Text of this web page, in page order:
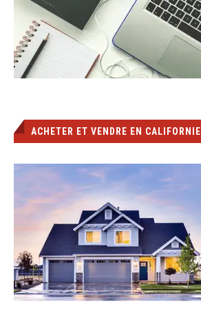
ACHETER ET VENDRE EN CALIFORNIE